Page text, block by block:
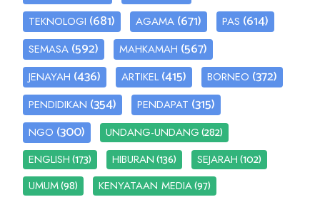
TEKNOLOGI (681) AGAMA (671) PAS (614)
SEMASA (592) MAHKAMAH (567)
JENAYAH (436) ARTIKEL (415) BORNEO (372)
PENDIDIKAN (354) PENDAPAT (315)
NGO (300) UNDANG-UNDANG(282)
ENGLISH(173) HIBURAN(136) SEJARAH(102)
UMUM(98) KENYATAAN MEDIA(97)